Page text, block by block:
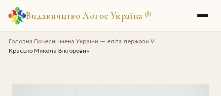
Видавництво Логос Україна ®
Головна›Почесні імена України — еліта держави V›
Красько Микола Вікторович